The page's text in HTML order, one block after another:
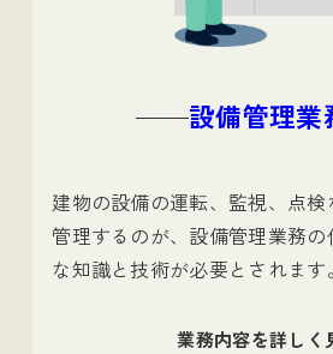
設備管理業
建物の設備の運転、監視、点
管理するのが、設備管理業務
な知識と技術が必要とされます。
業務内容を詳しく